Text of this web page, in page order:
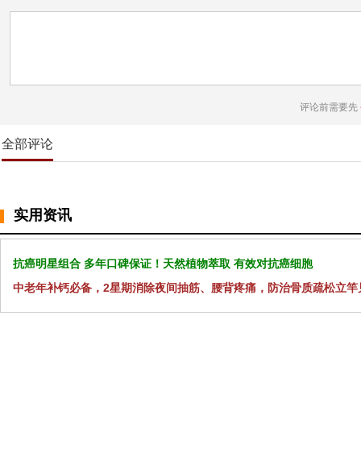
评论前需要先
全部评论
实用资讯
抗癌明星组合 多年口碑保证！天然植物萃取 有效对抗癌细胞
中老年补钙必备，2星期消除夜间抽筋、腰背疼痛，防治骨质疏松立竿